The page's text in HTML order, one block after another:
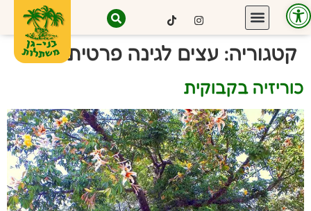
קטגוריה: עצים לגינה פרטית
כוריזיה בקבוקית